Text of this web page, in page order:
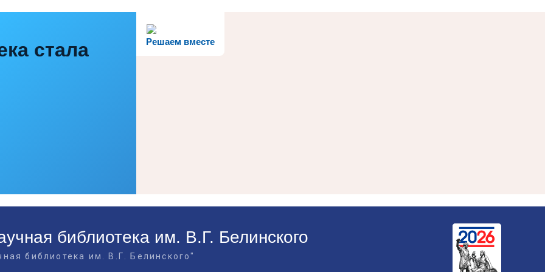
Решаем вместе
стала
библиотека им. В.Г. Белинского
библиотека им. В.Г. Белинского"